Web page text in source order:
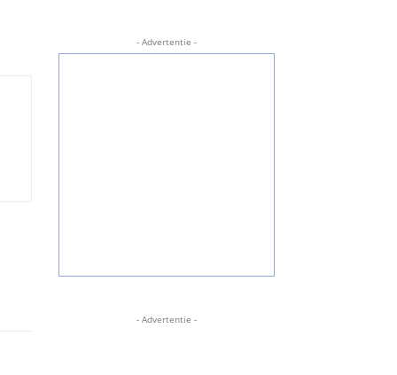
- Advertentie -
- Advertentie -